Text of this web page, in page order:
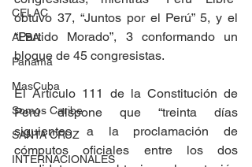
CELAC
ALBA
Panamá
MasCuba
Somos Caribe
SANTA CRUZ
INTERNACIONALES
obtuvo 37, “Juntos por el Perú” 5, y el
“Partido Morado”, 3 conformando un
bloque de 45 congresistas.
El Artículo 111 de la Constitución de
Perú dispone que “treinta días
siguientes a la proclamación de
cómputos oficiales entre los dos